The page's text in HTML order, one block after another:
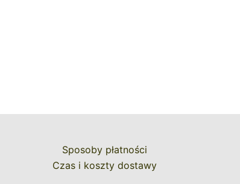
Sposoby płatności
Czas i koszty dostawy